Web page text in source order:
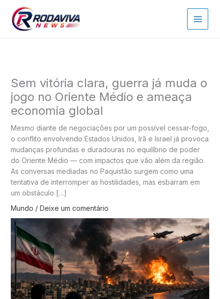
para
Sem vitória clara, guerra já muda o
jogo no Oriente Médio e ameaça
economia global
Mesmo diante de negociações por um possível cessar-fogo,
o conflito envolvendo Estados Unidos, Irã e Israel já provoca
mudanças profundas e duradouras no equilíbrio de poder
do Oriente Médio — com impactos que vão além da região.
As conversas mediadas no Paquistão surgem como uma
tentativa de interromper as hostilidades, mas esbarram em
um obstáculo […]
Mundo / Deixe um comentário